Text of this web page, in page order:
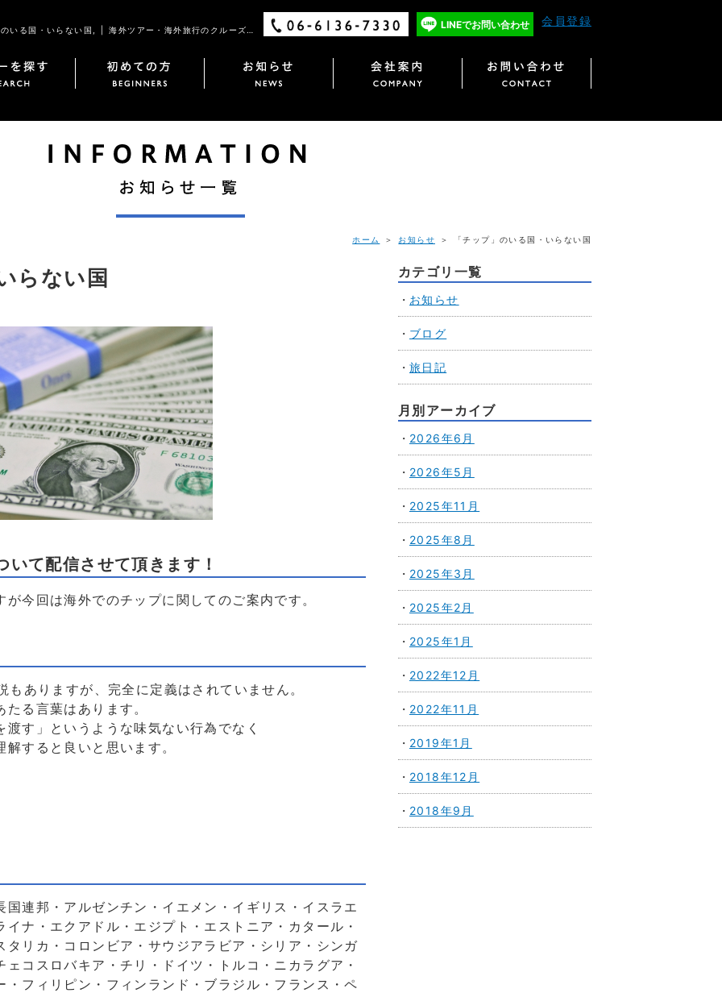
「チップ」のいる国・いらない国, | 海外ツアー・海外旅行のクルーズ・ワールド LINEでお問い合わせ 会員登録
ホーム ＞ お知らせ ＞ 「チップ」のいる国・いらない国
らない国
て配信させて頂きます！
今回は海外でのチップに関してのご案内です。
ありますが、完全に定義はされていません。
る言葉はあります。
す」というような味気ない行為でなく
すると良いと思います。
連邦・アルゼンチン・イエメン・イギリス・イスラエ
ナ・エクアドル・エジプト・エストニア・カタール・
リカ・コロンビア・サウジアラビア・シリア・シンガ
コスロバキア・チリ・ドイツ・トルコ・ニカラグア・
フィリピン・フィンランド・ブラジル・フランス・ペ
カテゴリ一覧
お知らせ
ブログ
旅日記
月別アーカイブ
2026年6月
2026年5月
2025年11月
2025年8月
2025年3月
2025年2月
2025年1月
2022年12月
2022年11月
2019年1月
2018年12月
2018年9月